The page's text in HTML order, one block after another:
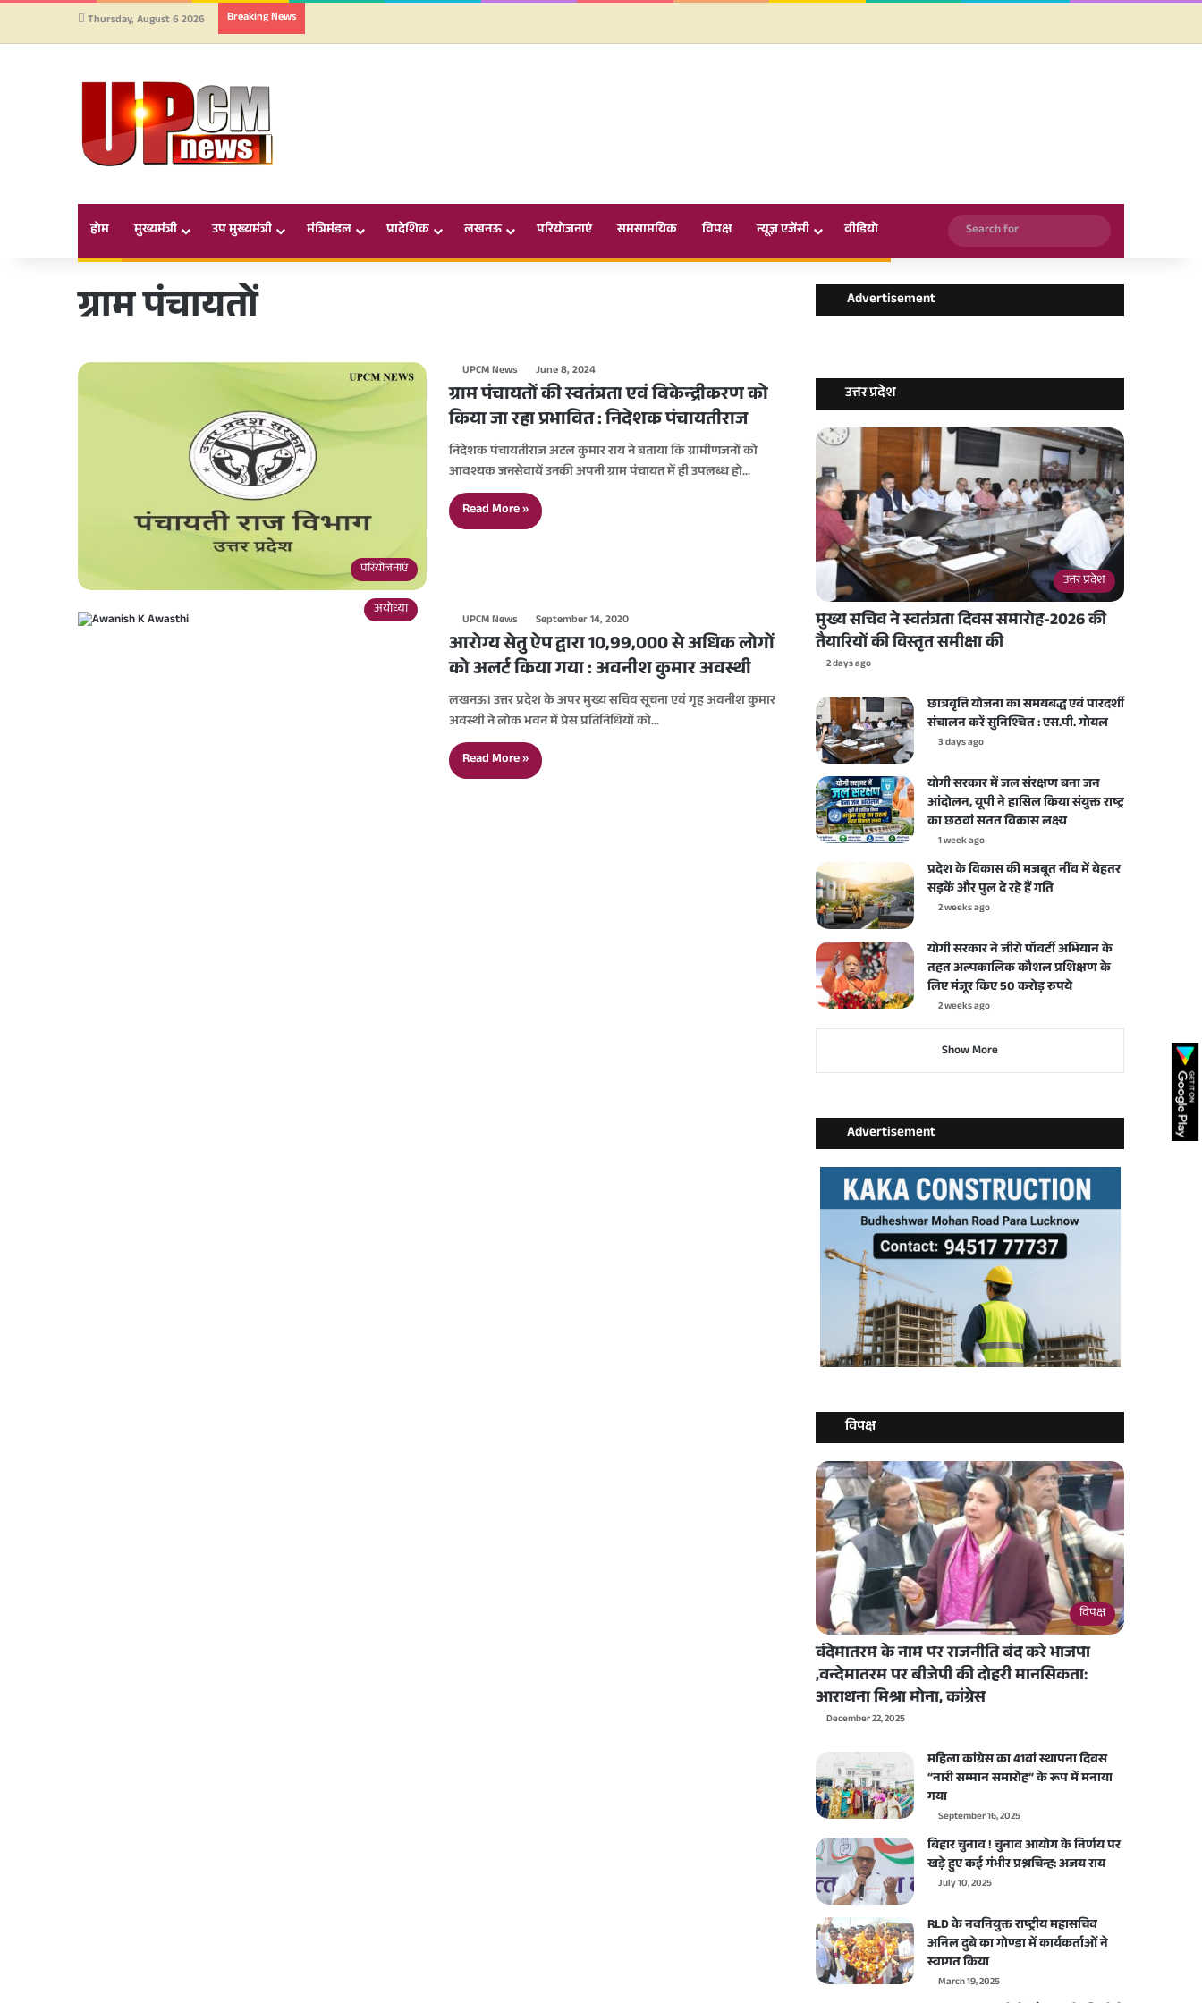
Thursday, August 6 2026 Breaking News
होम मुख्यमंत्री उप मुख्यमंत्री मंत्रिमंडल प्रादेशिक लखनऊ परियोजनाएं समसामयिक विपक्ष न्यूज़ एजेंसी वीडियो
Search
for
ग्राम पंचायतों
परियोजनाएं
UPCM News June 8, 2024
ग्राम पंचायतों की स्वतंत्रता एवं विकेन्द्रीकरण को
किया जा रहा प्रभावित : निदेशक पंचायतीराज
निदेशक पंचायतीराज अटल कुमार राय ने बताया कि ग्रामीणजनों को
आवश्यक जनसेवायें उनकी अपनी ग्राम पंचायत में ही उपलब्ध हो…
Read More »
अयोध्या
UPCM News September 14, 2020
आरोग्य सेतु ऐप द्वारा 10,99,000 से अधिक लोगों
को अलर्ट किया गया : अवनीश कुमार अवस्थी
लखनऊ। उत्तर प्रदेश के अपर मुख्य सचिव सूचना एवं गृह अवनीश कुमार
अवस्थी ने लोक भवन में प्रेस प्रतिनिधियों को…
Read More »
Advertisement
उत्तर प्रदेश
उत्तर प्रदेश
मुख्य सचिव ने स्वतंत्रता दिवस समारोह-2026 की
तैयारियों की विस्तृत समीक्षा की
2 days ago
छात्रवृत्ति योजना का समयबद्ध एवं पारदर्शी
संचालन करें सुनिश्चित : एस.पी. गोयल
3 days ago
योगी सरकार में जल संरक्षण बना जन
आंदोलन, यूपी ने हासिल किया संयुक्त राष्ट्र
का छठवां सतत विकास लक्ष्य
1 week ago
प्रदेश के विकास की मजबूत नींव में बेहतर
सड़कें और पुल दे रहे हैं गति
2 weeks ago
योगी सरकार ने जीरो पॉवर्टी अभियान के
तहत अल्पकालिक कौशल प्रशिक्षण के
लिए मंजूर किए 50 करोड़ रुपये
2 weeks ago
Show More
Advertisement
विपक्ष
विपक्ष
वंदेमातरम के नाम पर राजनीति बंद करे भाजपा
,वन्देमातरम पर बीजेपी की दोहरी मानसिकता:
आराधना मिश्रा मोना, कांग्रेस
December 22, 2025
महिला कांग्रेस का 41वां स्थापना दिवस
“नारी सम्मान समारोह” के रूप में मनाया
गया
September 16, 2025
बिहार चुनाव ! चुनाव आयोग के निर्णय पर
खड़े हुए कई गंभीर प्रश्नचिन्ह: अजय राय
July 10, 2025
RLD के नवनियुक्त राष्ट्रीय महासचिव
अनिल दुबे का गोण्डा में कार्यकर्ताओं ने
स्वागत किया
March 19, 2025